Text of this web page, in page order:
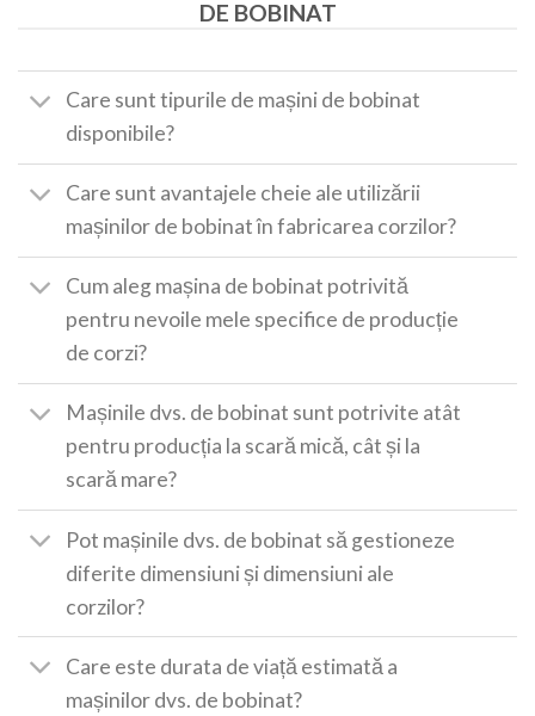
DE BOBINAT
Care sunt tipurile de mașini de bobinat
disponibile?
Care sunt avantajele cheie ale utilizării
mașinilor de bobinat în fabricarea corzilor?
Cum aleg mașina de bobinat potrivită
pentru nevoile mele specifice de producție
de corzi?
Mașinile dvs. de bobinat sunt potrivite atât
pentru producția la scară mică, cât și la
scară mare?
Pot mașinile dvs. de bobinat să gestioneze
diferite dimensiuni și dimensiuni ale
corzilor?
Care este durata de viață estimată a
mașinilor dvs. de bobinat?